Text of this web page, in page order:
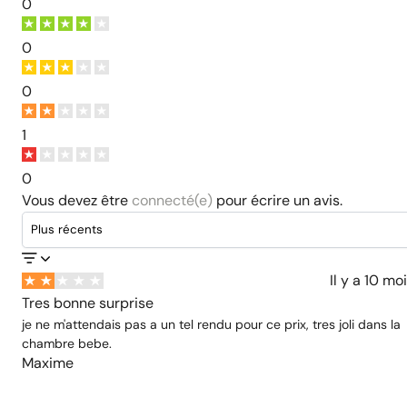
0
0
1
0
Vous devez être connecté(e) pour écrire un avis.
Il y a 10
Tres bonne surprise
je ne m'attendais pas a un tel rendu pour ce prix, tres joli dans la
chambre bebe.
Maxime